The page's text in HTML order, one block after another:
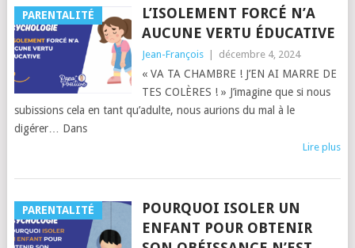
PARENTALITÉ
L’ISOLEMENT FORCÉ N’A
AUCUNE VERTU ÉDUCATIVE
Jean-François décembre 4, 2024
« VA TA CHAMBRE ! J’EN AI MARRE DE
TES COLÈRES ! » J’imagine que si nous
subissions cela en tant qu’adulte, nous aurions du mal à le
digérer… Dans
Lire plus
PARENTALITÉ
POURQUOI ISOLER UN
ENFANT POUR OBTENIR